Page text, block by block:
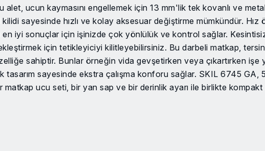
alet, ucun kaymasını engellemek için 13 mm'lik tek kovanlı ve
sayesinde hızlı ve kolay aksesuar değiştirme mümkündür. Hız
en iyi sonuçlar için işinizde çok yönlülük ve kontrol sağlar.
için tetikleyiciyi kilitleyebilirsiniz. Bu darbeli matkap,
sahiptir. Bunlar örneğin vida gevşetirken veya çıkartırken işe
tasarım sayesinde ekstra çalışma konforu sağlar. SKIL 6745 GA,
ucu seti, bir yan sap ve bir derinlik ayarı ile birlikte kompakt